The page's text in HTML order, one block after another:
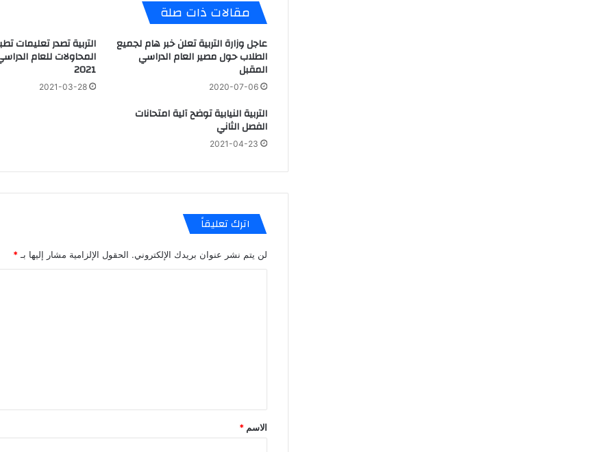
مقالات ذات صلة
عاجل وزارة التربية تعلن خبر هام لجميع
الطلاب حول مصير العام الدراسي
المقبل
2020-07-06
التربية تصدر تعليمات
2021
2021-03-28
التربية النيابية توضح آلية امتحانات
الفصل الثاني
2021-04-23
اترك تعليقاً
لن يتم نشر عنوان بريدك الإلكتروني. الحقول الإلزامية مشار إليها بـ *
*
الاسم *